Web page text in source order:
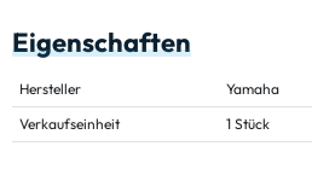
Eigenschaften
Hersteller
Yamaha
Verkaufseinheit
1 Stück